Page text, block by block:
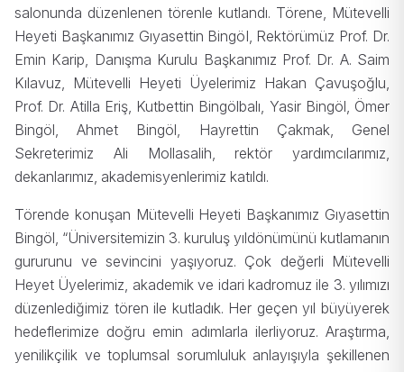
salonunda düzenlenen törenle kutlandı. Törene, Mütevelli
Heyeti Başkanımız Gıyasettin Bingöl, Rektörümüz Prof. Dr.
Emin Karip, Danışma Kurulu Başkanımız Prof. Dr. A. Saim
Kılavuz, Mütevelli Heyeti Üyelerimiz Hakan Çavuşoğlu,
Prof. Dr. Atilla Eriş, Kutbettin Bingölbalı, Yasir Bingöl, Ömer
Bingöl, Ahmet Bingöl, Hayrettin Çakmak, Genel
Sekreterimiz Ali Mollasalih, rektör yardımcılarımız,
dekanlarımız, akademisyenlerimiz katıldı.
Törende konuşan Mütevelli Heyeti Başkanımız Gıyasettin
Bingöl, “Üniversitemizin 3. kuruluş yıldönümünü kutlamanın
gururunu ve sevincini yaşıyoruz. Çok değerli Mütevelli
Heyet Üyelerimiz, akademik ve idari kadromuz ile 3. yılımızı
düzenlediğimiz tören ile kutladık. Her geçen yıl büyüyerek
hedeflerimize doğru emin adımlarla ilerliyoruz. Araştırma,
yenilikçilik ve toplumsal sorumluluk anlayışıyla şekillenen